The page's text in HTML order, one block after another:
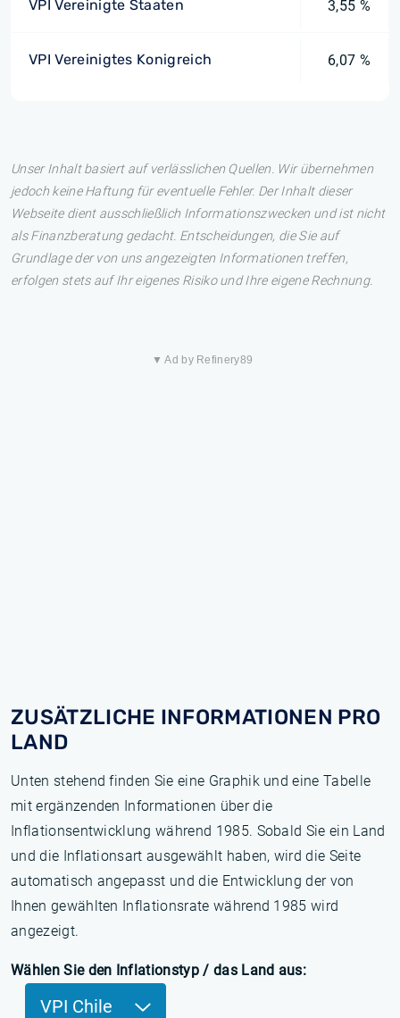
VPI Vereinigte Staaten 3,55 %
VPI Vereinigtes Konigreich 6,07 %
Unser Inhalt basiert auf verlässlichen Quellen. Wir übernehmen
jedoch keine Haftung für eventuelle Fehler. Der Inhalt dieser
Webseite dient ausschließlich Informationszwecken und ist nicht
als Finanzberatung gedacht. Entscheidungen, die Sie auf
Grundlage der von uns angezeigten Informationen treffen,
erfolgen stets auf Ihr eigenes Risiko und Ihre eigene Rechnung.
▼ Ad by Refinery89
ZUSÄTZLICHE INFORMATIONEN PRO
LAND
Unten stehend finden Sie eine Graphik und eine Tabelle
mit ergänzenden Informationen über die
Inflationsentwicklung während 1985. Sobald Sie ein Land
und die Inflationsart ausgewählt haben, wird die Seite
automatisch angepasst und die Entwicklung der von
Ihnen gewählten Inflationsrate während 1985 wird
angezeigt.
Wählen Sie den Inflationstyp / das Land aus:
VPI Chile